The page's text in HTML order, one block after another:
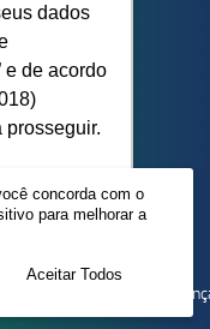
dados
e de acordo
prosseguir.
CLT no processo de
concorda com o
para melhorar a
Aceitar Todos